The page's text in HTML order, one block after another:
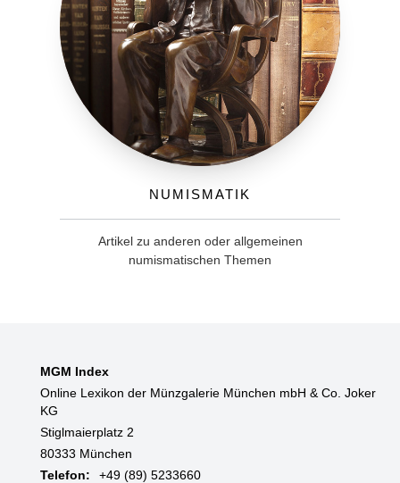
Numismatik
Artikel zu anderen oder allgemeinen
numismatischen Themen
MGM Index
Online Lexikon der Münzgalerie München mbH & Co. Joker
KG
Stiglmaierplatz 2
80333 München
Telefon:
+49 (89) 5233660